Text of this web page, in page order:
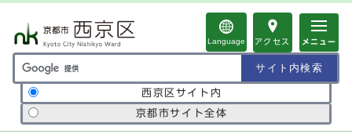
Language アクセス メニュー
サイト内検索の範囲
西京区サイト内
京都市サイト全体